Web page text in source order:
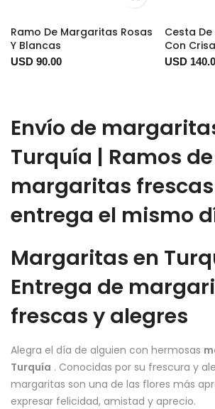
Ramo De Margaritas Rosas
Y Blancas
USD 90.00
Cesta
Con
USD
Envío de
Turquía | Ramos de
margaritas
entrega el mismo
Margaritas en
Entrega de
frescas y alegres
Alegra el día de alguien con hermosas
Turquía . Conocidas por su frescura y
margaritas son una de las flores más
expresar felicidad, amistad y aprecio.